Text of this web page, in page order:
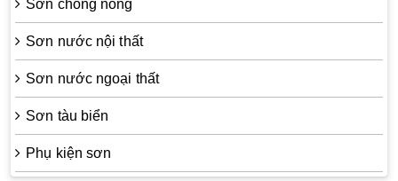
Sơn chống nóng
Sơn nước nội thất
Sơn nước ngoại thất
Sơn tàu biển
Phụ kiện sơn